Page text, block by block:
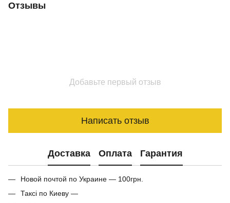
Отзывы
Добавьте первый отзыв
Написать отзыв
Доставка Оплата Гарантия
Новой почтой по Украине — 100грн.
Таксі по Киеву —